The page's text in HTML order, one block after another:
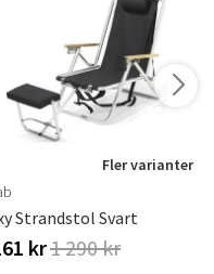
Fler varianter
Strandstol Svart
kr1 290 kr